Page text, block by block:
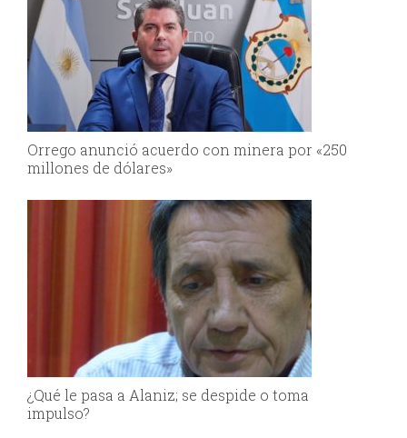
Orrego anunció acuerdo con minera por «250
millones de dólares»
¿Qué le pasa a Alaniz; se despide o toma
impulso?